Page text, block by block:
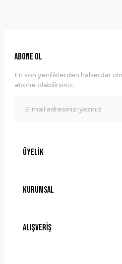
Ürün resmi kalitesiz, bozuk veya
Ürün bilgilerinde hatalar
Bu ürüne benzer farklı alternatifler
Üyelik
Kurumsal
Alışveriş
ABONE OL
En son yeniliklerden haberdar
abone olabilirsiniz.